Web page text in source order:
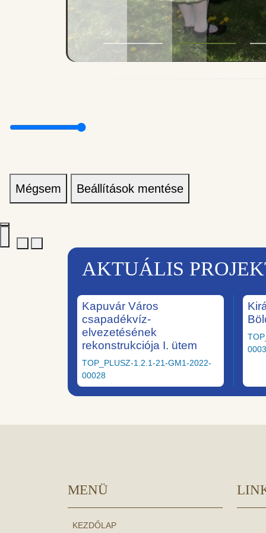
Mégsem Beállítások mentése
AKTUÁLIS
Kapuvár Város
csapadékvíz-
elvezetésének
rekonstrukciója I. ütem
TOP_PLUSZ-1.2.1-21-GM1-2022-
00028
MENÜ
KEZDŐLAP